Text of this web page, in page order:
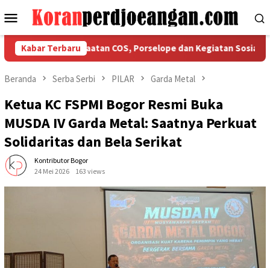
ke
Menu
Mobile
Kabar Terbaru
Ketaatan COS, Porselope dan Kegiatan Sosial
Beranda Serba Serbi PILAR Garda Metal
Ketua KC FSPMI Bogor Resmi Buka
MUSDA IV Garda Metal: Saatnya Perkuat
Solidaritas dan Bela Serikat
Kontributor Bogor
24 Mei 2026
163 views